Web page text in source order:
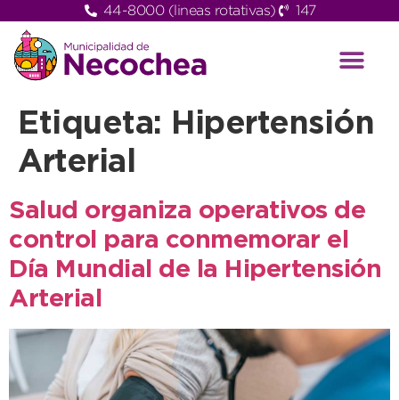
44-8000 (lineas rotativas) 147
Etiqueta:
Hipertensión
Arterial
Salud organiza operativos de
control para conmemorar el
Día Mundial de la Hipertensión
Arterial